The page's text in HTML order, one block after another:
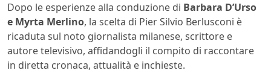
Dopo le esperienze alla conduzione di Barbara D’Urso
e Myrta Merlino, la scelta di Pier Silvio Berlusconi è
ricaduta sul noto giornalista milanese, scrittore e
autore televisivo, affidandogli il compito di raccontare
in diretta cronaca, attualità e inchieste.